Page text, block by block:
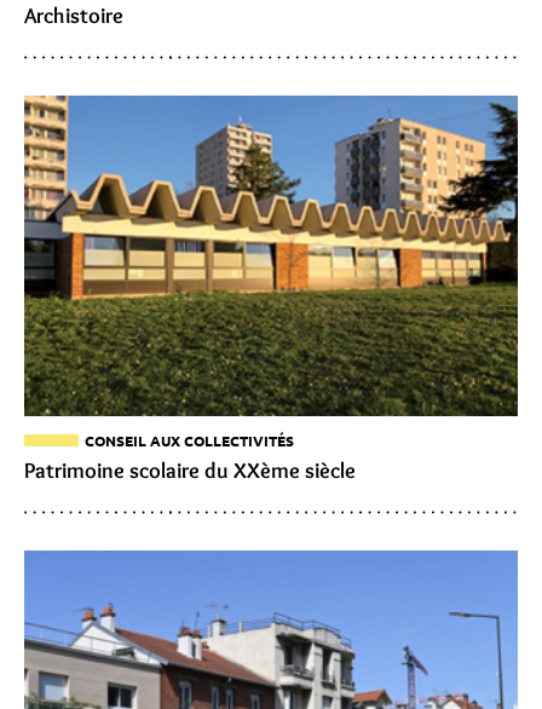
Archistoire
CONSEIL AUX COLLECTIVITÉS
Patrimoine scolaire du XXème siècle